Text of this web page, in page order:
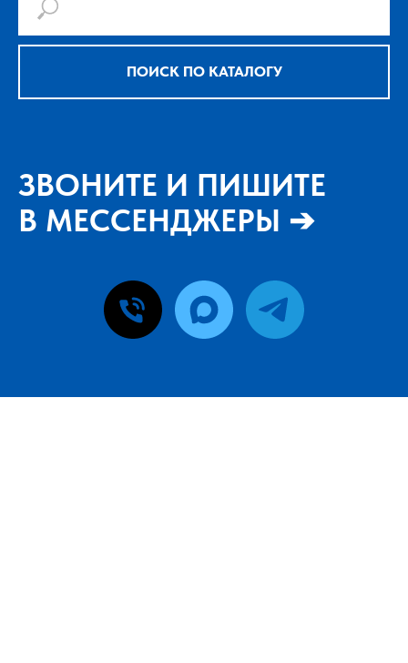
ПОИСК ПО КАТАЛОГУ
ЗВОНИТЕ И ПИШИТЕ
В МЕССЕНДЖЕРЫ ➔